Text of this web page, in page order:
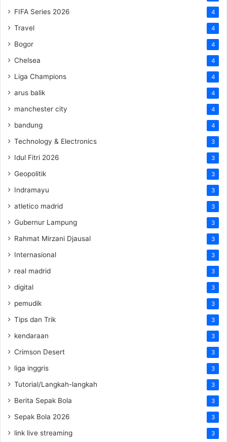
FIFA Series 2026 4
Travel 4
Bogor 4
Chelsea 4
Liga Champions 4
arus balik 4
manchester city 4
bandung 4
Technology & Electronics 3
Idul Fitri 2026 3
Geopolitik 3
Indramayu 3
atletico madrid 3
Gubernur Lampung 3
Rahmat Mirzani Djausal 3
Internasional 3
real madrid 3
digital 3
pemudik 3
Tips dan Trik 3
kendaraan 3
Crimson Desert 3
liga inggris 3
Tutorial/Langkah-langkah 3
Berita Sepak Bola 3
Sepak Bola 2026 3
link live streaming 3